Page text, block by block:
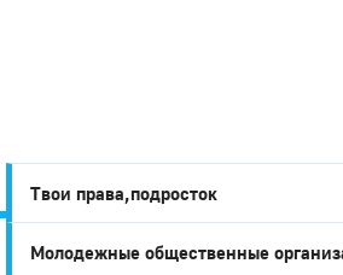
Твои права,подросток
Молодежные общественные